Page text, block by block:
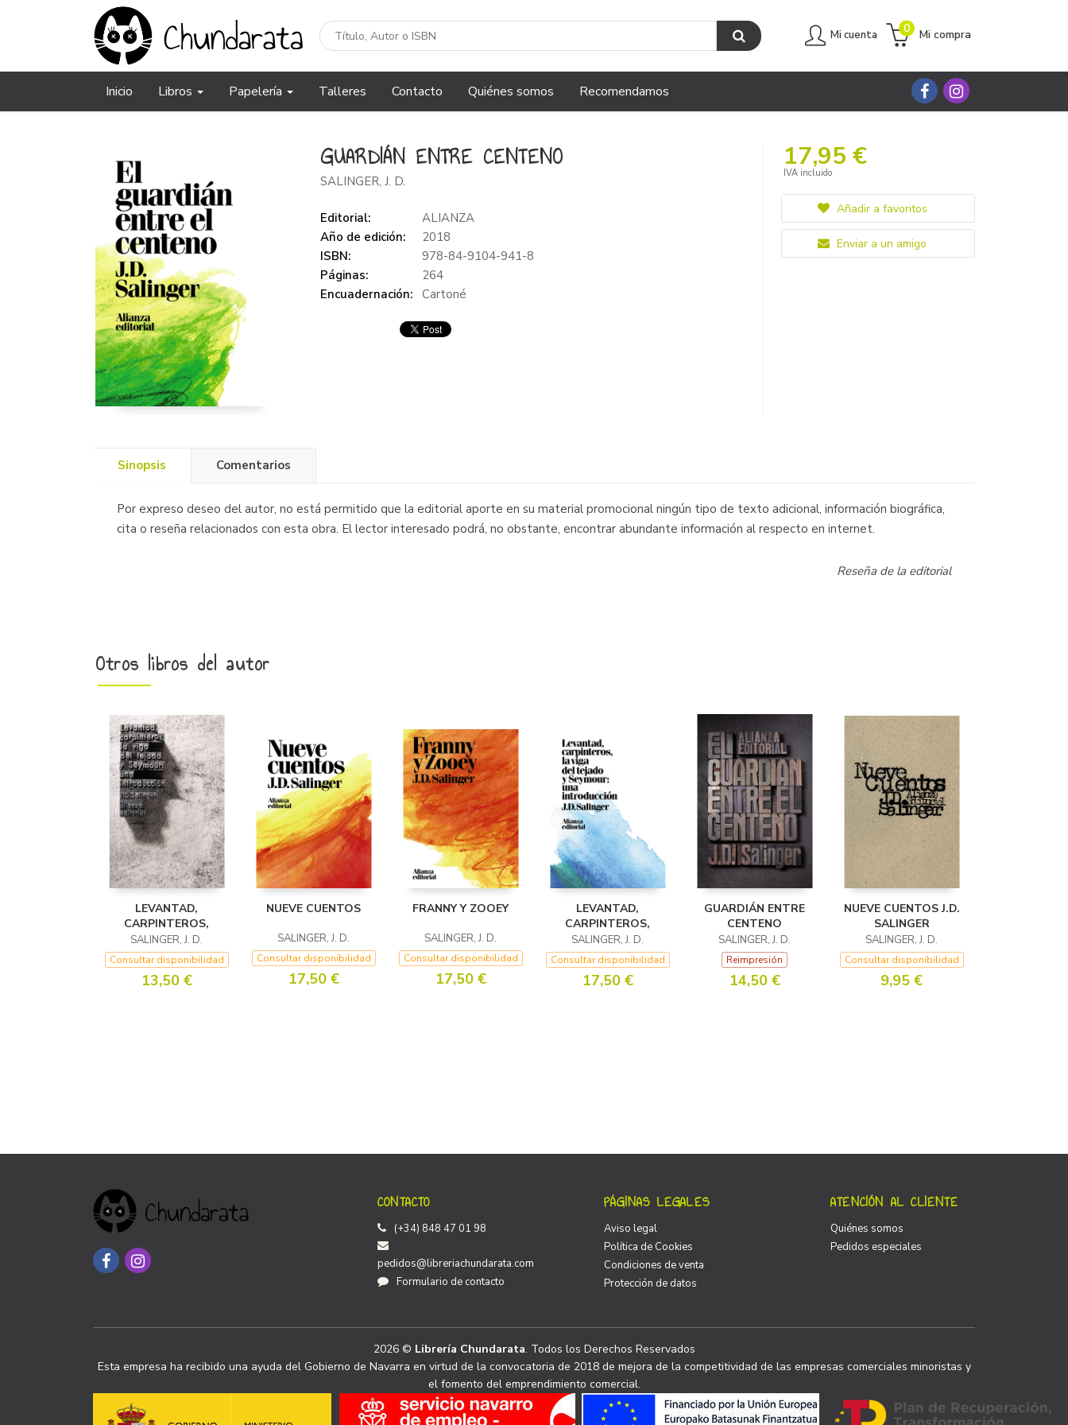
Mi cuenta Mi compra
0
Inicio Libros Papelería Talleres Contacto Quiénes somos Recomendamos
GUARDIÁN ENTRE CENTENO
SALINGER, J. D.
Editorial:
ALIANZA
Año de edición:
2018
ISBN:
978-84-9104-941-8
Páginas:
264
Encuadernación:
Cartoné
17,95 €
IVA incluido
Añadir a favoritos
Enviar a un amigo
Sinopsis Comentarios
Por expreso deseo del autor, no está permitido que la editorial aporte en su material promocional ningún tipo de texto adicional, información biográfica,
cita o reseña relacionados con esta obra. El lector interesado podrá, no obstante, encontrar abundante información al respecto en internet.
Reseña de la editorial
Otros libros del autor
LEVANTAD,
CARPINTEROS,
SALINGER, J. D.
Consultar disponibilidad
13,50 €
NUEVE CUENTOS
SALINGER, J. D.
Consultar disponibilidad
17,50 €
FRANNY Y ZOOEY
SALINGER, J. D.
Consultar disponibilidad
17,50 €
LEVANTAD,
CARPINTEROS,
SALINGER, J. D.
Consultar disponibilidad
17,50 €
GUARDIÁN ENTRE
CENTENO
SALINGER, J. D.
Reimpresión
14,50 €
NUEVE CUENTOS J.D.
SALINGER
SALINGER, J. D.
Consultar disponibilidad
9,95 €
CONTACTO
(+34) 848 47 01 98
pedidos@libreriachundarata.com
Formulario de contacto
PÁGINAS LEGALES
Aviso legal
Política de Cookies
Condiciones de venta
Protección de datos
ATENCIÓN AL CLIENTE
Quiénes somos
Pedidos especiales
2026 © Librería Chundarata. Todos los Derechos Reservados
Esta empresa ha recibido una ayuda del Gobierno de Navarra en virtud de la convocatoria de 2018 de mejora de la competitividad de las empresas comerciales minoristas y
el fomento del emprendimiento comercial.